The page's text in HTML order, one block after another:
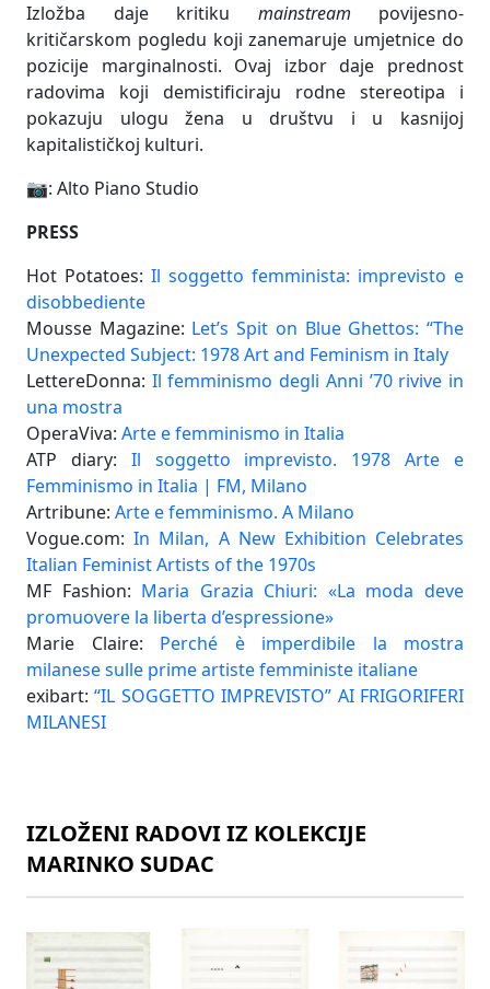
Izložba daje kritiku mainstream povijesno-
kritičarskom pogledu koji zanemaruje umjetnice do
pozicije marginalnosti. Ovaj izbor daje prednost
radovima koji demistificiraju rodne stereotipa i
pokazuju ulogu žena u društvu i u kasnijoj
kapitalističkoj kulturi.
📷: Alto Piano Studio
PRESS
Hot Potatoes: Il soggetto femminista: imprevisto e
disobbediente
Mousse Magazine: Let’s Spit on Blue Ghettos: “The
Unexpected Subject: 1978 Art and Feminism in Italy
LettereDonna: Il femminismo degli Anni ’70 rivive in
una mostra
OperaViva: Arte e femminismo in Italia
ATP diary: Il soggetto imprevisto. 1978 Arte e
Femminismo in Italia | FM, Milano
Artribune: Arte e femminismo. A Milano
Vogue.com:In Milan, A New Exhibition Celebrates
Italian Feminist Artists of the 1970s
MF Fashion: Maria Grazia Chiuri: «La moda deve
promuovere la liberta d’espressione»
Marie Claire: Perché è imperdibile la mostra
milanese sulle prime artiste femministe italiane
exibart:“IL SOGGETTO IMPREVISTO” AI FRIGORIFERI
MILANESI
IZLOŽENI RADOVI IZ KOLEKCIJE
MARINKO SUDAC